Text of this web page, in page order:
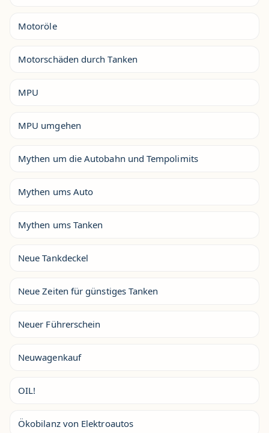
Motoröle
Motorschäden durch Tanken
MPU
MPU umgehen
Mythen um die Autobahn und Tempolimits
Mythen ums Auto
Mythen ums Tanken
Neue Tankdeckel
Neue Zeiten für günstiges Tanken
Neuer Führerschein
Neuwagenkauf
OIL!
Ökobilanz von Elektroautos